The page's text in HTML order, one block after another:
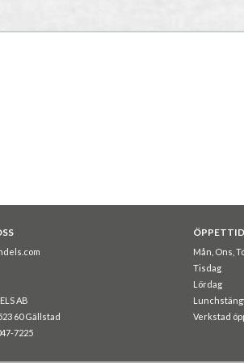
AB
60 Gällstad
7225
Mån, Ons,
Tisdag
Lördag
Verkstad